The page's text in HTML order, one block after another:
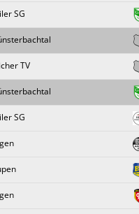
SG
TV
SG